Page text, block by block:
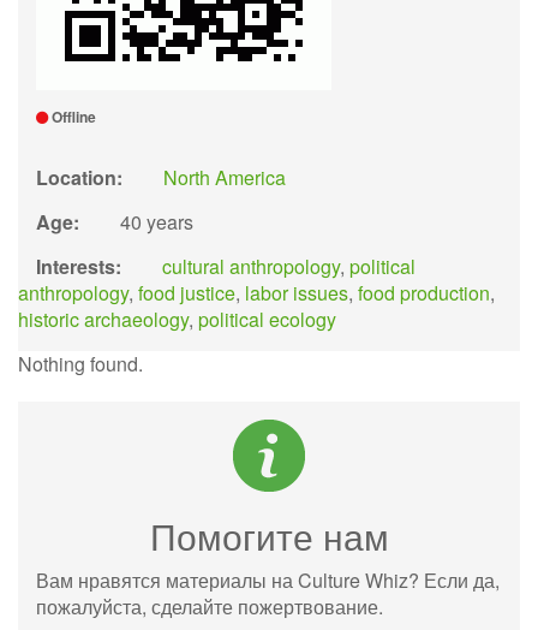
Offline
Location:
North America
Age:
40 years
Interests:
cultural anthropology, political
anthropology, food justice, labor issues, food production,
historic archaeology, political ecology
Nothing found.
Помогите нам
Вам нравятся материалы на Culture Whiz? Если да,
пожалуйста, сделайте пожертвование.